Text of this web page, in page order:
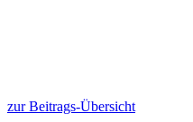
zur Beitrags-Übersicht